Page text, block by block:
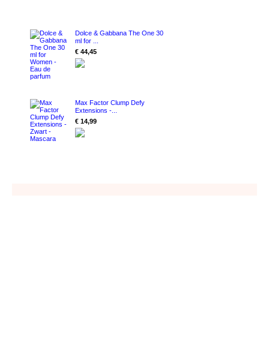
Dolce & Gabbana The One 30
ml for ...
€ 44,45
Max Factor Clump Defy
Extensions -...
€ 14,99